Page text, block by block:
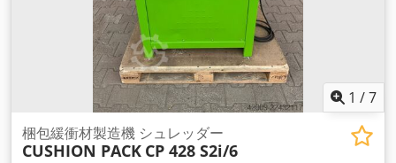
1 /7
梱包緩衝材製造機 シュレッダー
CUSHION PACK CP 428 S2i/6